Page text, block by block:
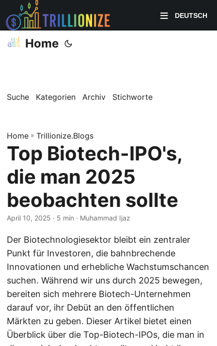
DEUTSCH
Home
Suche Kategorien Archiv Stichworte
Home » Trillionize.Blogs
Top Biotech-IPO's,
die man 2025
beobachten sollte
April 10, 2025 · 5 min · Muhammad Ijaz
Der Biotechnologiesektor bleibt ein zentraler
Punkt für Investoren, die bahnbrechende
Innovationen und erhebliche Wachstumschancen
suchen. Während wir uns durch 2025 bewegen,
bereiten sich mehrere Biotech-Unternehmen
darauf vor, ihr Debüt an den öffentlichen
Märkten zu geben. Dieser Artikel bietet einen
Überblick über die Top-Biotech-IPOs, die man in